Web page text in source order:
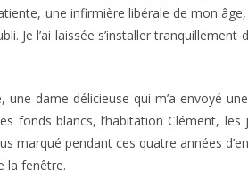
une infirmière libérale de mon
Je l’ai laissée s’installer
une dame délicieuse qui m’a envoyé
fonds blancs, l’habitation Clément,
marqué pendant ces quatre années
la fenêtre.